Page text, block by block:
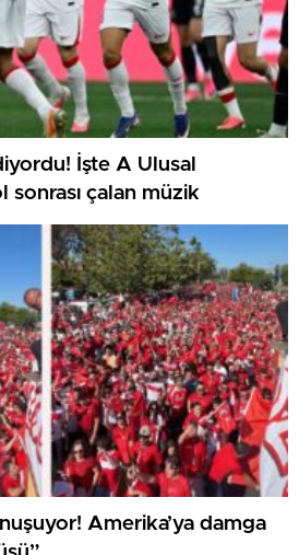
İşte A Ulusal
sonrası çalan müzik
Amerika’ya damga